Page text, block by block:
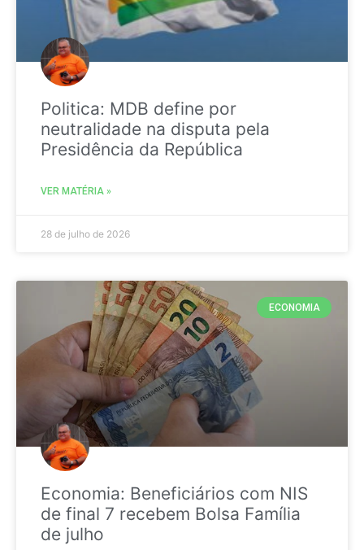
Politica: MDB define por
neutralidade na disputa pela
Presidência da República
VER MATÉRIA »
28 de julho de 2026
ECONOMIA
Economia: Beneficiários com NIS
de final 7 recebem Bolsa Família
de julho